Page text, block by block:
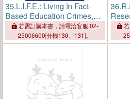
35.L.I.F.E.: Living In Fact-
Based Education Crimes,
Fines, and Consequences -
Clean Version
若需訂購本書，請電洽客服 02-
25006600[分機130、131]。
36.
若